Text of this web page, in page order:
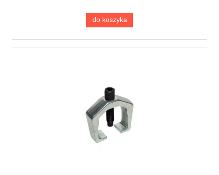
do koszyka